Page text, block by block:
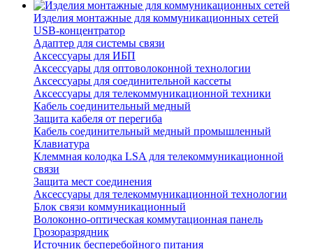
Изделия монтажные для коммуникационных сетей
USB-концентратор
Адаптер для системы связи
Аксессуары для ИБП
Аксессуары для оптоволоконной технологии
Аксессуары для соединительной кассеты
Аксессуары для телекоммуникационной техники
Кабель соединительный медный
Защита кабеля от перегиба
Кабель соединительный медный промышленный
Клавиатура
Клеммная колодка LSA для телекоммуникационной
связи
Защита мест соединения
Аксессуары для телекоммуникационной технологии
Блок связи коммуникационный
Волоконно-оптическая коммутационная панель
Грозоразрядник
Источник бесперебойного питания